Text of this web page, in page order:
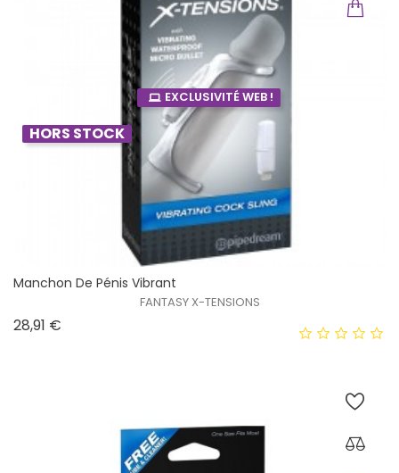
EXCLUSIVITÉ WEB !
HORS STOCK
Manchon De Pénis Vibrant
FANTASY X-TENSIONS
28,91 €